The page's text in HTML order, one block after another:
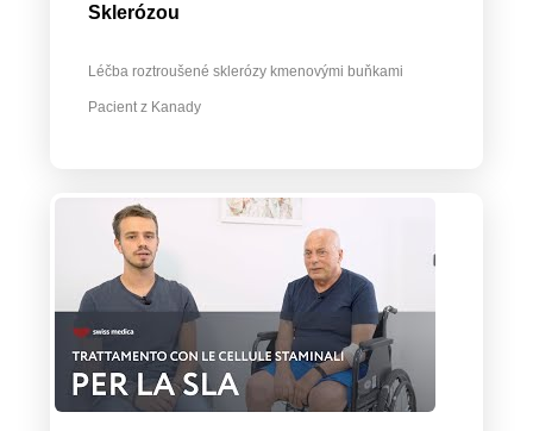
Sklerózou
Léčba roztroušené sklerózy kmenovými buňkami
Pacient z Kanady